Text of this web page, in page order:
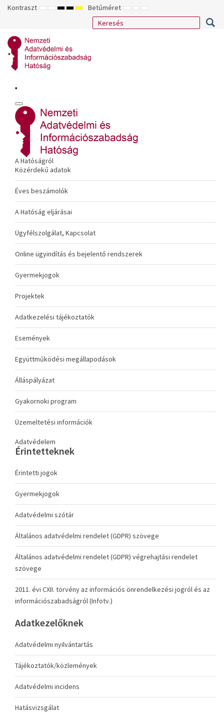
Kontraszt ALAPÉRTELMEZETT
ÉJSZAKAI
NAGY
KONTRASZTÚ
NAGY
KONTRASZTÚ
NAGY
KONTRASZTÚ
SÁRGA
FEKETE
Betűméret KISEBB
BETŰTÍPUS
ALAPÉRTELMEZETT
BETŰMÉRET
NAGYOBB
BETŰMÉRET
A Hatóságról
Közérdekű adatok
Éves beszámolók
A Hatóság eljárásai
Ügyfélszolgálat, Kapcsolat
Online ügyindítás és bejelentő rendszerek
Gyermekjogok
Projektek
Adatkezelési tájékoztatók
Események
Együttműködési megállapodások
Álláspályázat
Gyakornoki program
Üzemeltetési információk
Adatvédelem
Érintetteknek
Érintetti jogok
Gyermekjogok
Adatvédelmi szótár
Általános adatvédelmi rendelet (GDPR) szövege
Általános adatvédelmi rendelet (GDPR) végrehajtási rendelet
szövege
2011. évi CXII. törvény az információs önrendelkezési jogról és az
információszabadságról (Infotv.)
Adatkezelőknek
Adatvédelmi nyilvántartás
Tájékoztatók/közlemények
Adatvédelmi incidens
Hatásvizsgálat